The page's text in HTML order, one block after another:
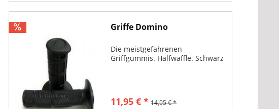
Griffe Domino
Die meistgefahrenen
Griffgummis. Halfwaffle. Schwarz
11,95 € * 14,95 € *